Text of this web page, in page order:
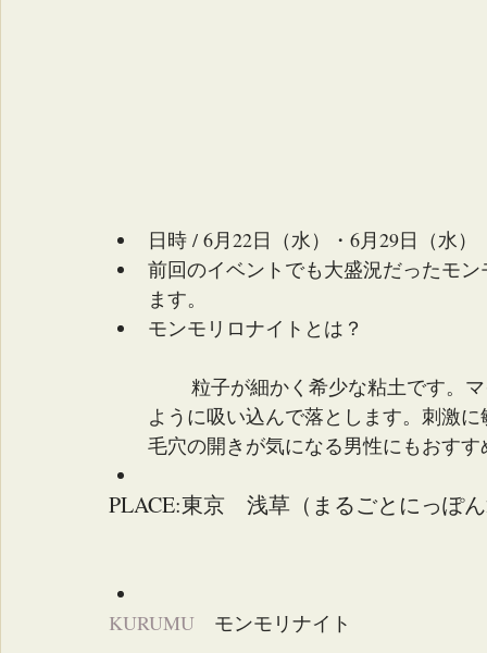
日時 / 6月22日（水）・6月29日（水）
前回のイベントでも大盛況だったモ
ます。
モンモリロナイトとは？
ように吸い込んで落とします。刺激
毛穴の開きが気になる男性にもおす
PLACE:東京　浅草（まるごとにっぽ
KURUMU モンモリナイト